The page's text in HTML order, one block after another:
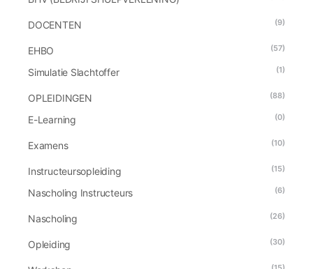
DOCENTEN (9)
EHBO (57)
Simulatie Slachtoffer (1)
OPLEIDINGEN (88)
E-Learning (0)
Examens (10)
Instructeursopleiding (15)
Nascholing Instructeurs (6)
Nascholing (26)
Opleiding (30)